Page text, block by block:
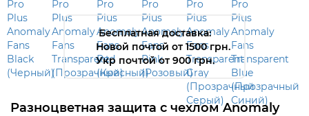
Бесплатная доставка:
Новой почтой от 1500 грн.
Укр почтой от 900 грн.
Разноцветная защита с чехлом Anomaly